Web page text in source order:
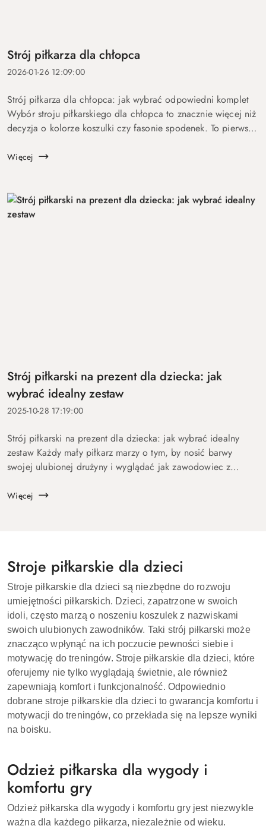
Strój piłkarza dla chłopca
2026-01-26 12:09:00
Strój piłkarza dla chłopca: jak wybrać odpowiedni komplet
Wybór stroju piłkarskiego dla chłopca to znacznie więcej niż
decyzja o kolorze koszulki czy fasonie spodenek. To pierwszy
Więcej
Strój piłkarski na prezent dla dziecka: jak
wybrać idealny zestaw
2025-10-28 17:19:00
Strój piłkarski na prezent dla dziecka: jak wybrać idealny
zestaw Każdy mały piłkarz marzy o tym, by nosić barwy
swojej ulubionej drużyny i wyglądać jak zawodowiec z
wywołuje uś...
Więcej
Stroje piłkarskie dla dzieci
Stroje piłkarskie dla dzieci są niezbędne do rozwoju
umiejętności piłkarskich. Dzieci, zapatrzone w swoich
idoli, często marzą o noszeniu koszulek z nazwiskami
swoich ulubionych zawodników. Taki strój piłkarski może
znacząco wpłynąć na ich poczucie pewności siebie i
motywację do treningów. Stroje piłkarskie dla dzieci, które
oferujemy nie tylko wyglądają świetnie, ale również
zapewniają komfort i funkcjonalność. Odpowiednio
dobrane stroje piłkarskie dla dzieci to gwarancja komfortu i
motywacji do treningów, co przekłada się na lepsze wyniki
na boisku.
Odzież piłkarska dla wygody i
komfortu gry
Odzież piłkarska dla wygody i komfortu gry jest niezwykle
ważna dla każdego piłkarza, niezależnie od wieku.